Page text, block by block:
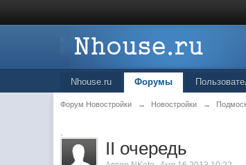
Nhouse.ru Форумы
Форум Новостройки → Новостройки →
.
II очередь